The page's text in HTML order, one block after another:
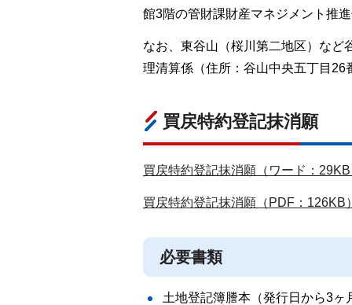
館3階の管財課財産マネジメント推
なお、東谷山（桜川第二地区）など
理清算係（住所：谷山中央五丁目
買戻特約登記抹消願
買戻特約登記抹消願（ワード：
買戻特約登記抹消願（PDF：126KB
必要書類
土地登記簿謄本（発行日から3